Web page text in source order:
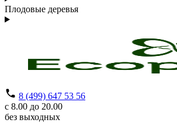
Плодовые деревья
8 (499) 647 53 56
с 8.00 до 20.00
без выходных